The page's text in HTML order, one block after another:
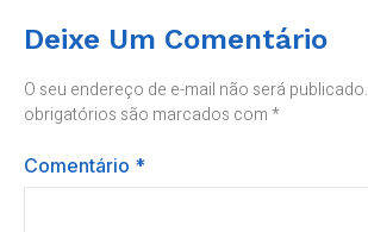
Deixe Um Comentário
O seu endereço de e-mail não será publicado.
obrigatórios são marcados com*
Comentário *